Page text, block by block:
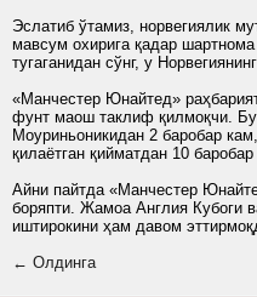
Эслатиб ўтамиз, норвегиялик
мавсум охирига қадар
тугаганидан сўнг, у
«Манчестер Юнайтед»
фунт маош таклиф қилмоқчи.
Моуриньоникидан 2 баробар
қилаётган қийматдан 10
Айни пайтда «Манчестер
боряпти. Жамоа Англия Кубоги
иштирокини ҳам давом
← Олдинга